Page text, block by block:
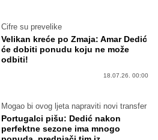
Cifre su prevelike
Velikan kreće po Zmaja: Amar Dedić
će dobiti ponudu koju ne može
odbiti!
18.07.26. 00:00
Mogao bi ovog ljeta napraviti novi transfer
Portugalci pišu: Dedić nakon
perfektne sezone ima mnogo